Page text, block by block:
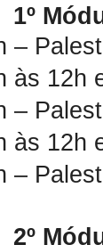
1º
12h
12h
2º